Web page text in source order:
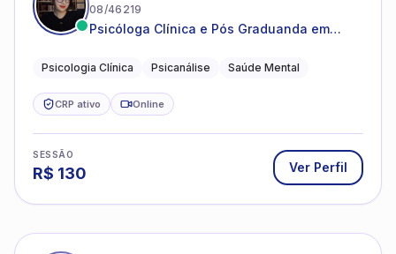
08/46219
Psicóloga Clínica e Pós Graduanda em
Psicologia Clínica Psicanálise Saúde Mental
CRP ativo Online
SESSÃO
R$ 130 Ver Perfil